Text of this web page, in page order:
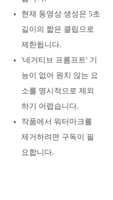
현재 동영상 생성은 5초
길이의 짧은 클립으로
제한됩니다.
'네거티브 프롬프트' 기
능이 없어 원치 않는 요
소를 명시적으로 제외
하기 어렵습니다.
작품에서 워터마크를
제거하려면 구독이 필
요합니다.